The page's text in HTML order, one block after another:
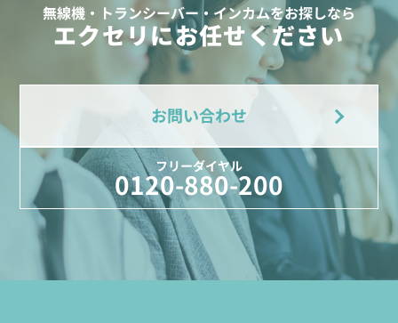
無線機・トランシーバー・インカムをお探しなら
エクセリにお任せください
お問い合わせ
フリーダイヤル
0120-880-200